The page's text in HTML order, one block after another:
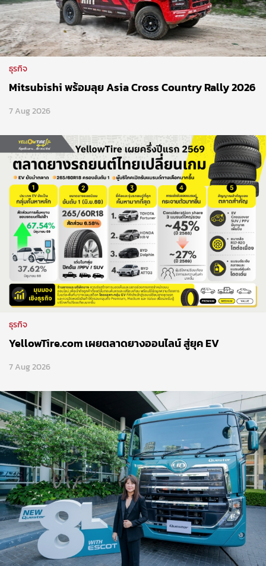
ธุรกิจ
Mitsubishi พร้อมลุย Asia Cross Country Rally 2026
7 Aug 2026
ธุรกิจ
YellowTire.com เผยตลาดยางออนไลน์ สู่ยุค EV
7 Aug 2026